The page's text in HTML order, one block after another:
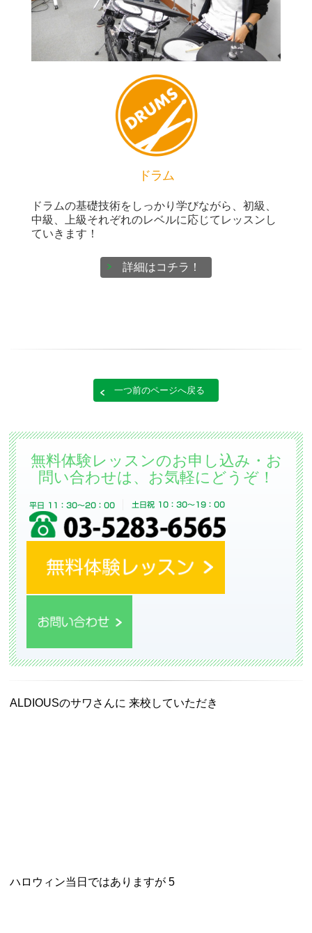
ドラム
ドラムの基礎技術をしっかり学びながら、初級、
中級、上級それぞれのレベルに応じてレッスンし
ていきます！
詳細はコチラ！
一つ前のページへ戻る
無料体験レッスンのお申し込み・お
問い合わせは、お気軽にどうぞ！
ALDIOUSのサワさんに 来校していただき
ハロウィン当日ではありますが 5